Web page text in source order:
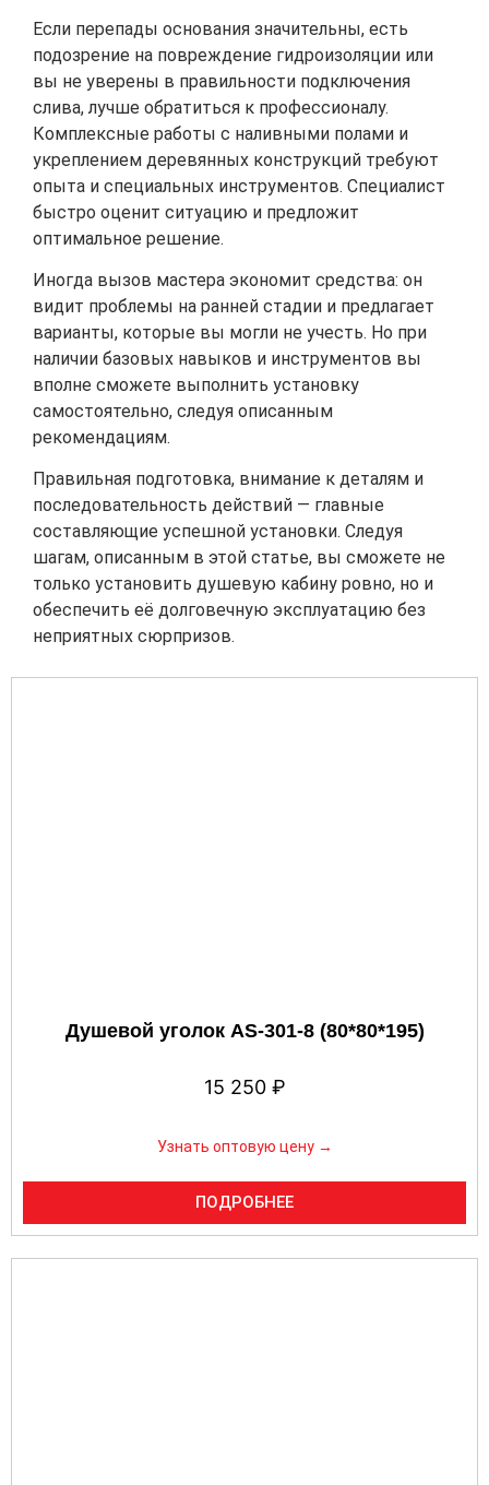
Если перепады основания значительны, есть
подозрение на повреждение гидроизоляции или
вы не уверены в правильности подключения
слива, лучше обратиться к профессионалу.
Комплексные работы с наливными полами и
укреплением деревянных конструкций требуют
опыта и специальных инструментов. Специалист
быстро оценит ситуацию и предложит
оптимальное решение.
Иногда вызов мастера экономит средства: он
видит проблемы на ранней стадии и предлагает
варианты, которые вы могли не учесть. Но при
наличии базовых навыков и инструментов вы
вполне сможете выполнить установку
самостоятельно, следуя описанным
рекомендациям.
Правильная подготовка, внимание к деталям и
последовательность действий — главные
составляющие успешной установки. Следуя
шагам, описанным в этой статье, вы сможете не
только установить душевую кабину ровно, но и
обеспечить её долговечную эксплуатацию без
неприятных сюрпризов.
Душевой уголок AS-301-8 (80*80*195)
15 250 ₽
Узнать оптовую цену →
ПОДРОБНЕЕ